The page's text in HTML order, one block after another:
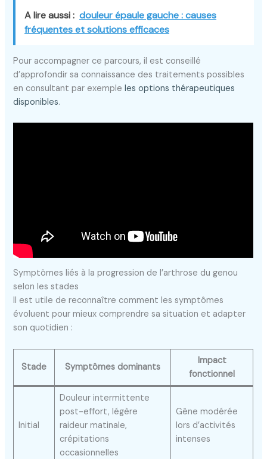
A lire aussi : douleur épaule gauche : causes
fréquentes et solutions efficaces
Pour accompagner ce parcours, il est conseillé
d’approfondir sa connaissance des traitements possibles
en consultant par exempleles options thérapeutiques
disponibles.
Symptômes liés à la progression de l’arthrose du genou
selon les stades
Il est utile de reconnaître comment les symptômes
évoluent pour mieux comprendre sa situation et adapter
son quotidien :
Stade Symptômes dominants
Impact
fonctionnel
Initial
Douleur intermittente
post-effort, légère
raideur matinale,
crépitations
occasionnelles
Gêne modérée
lors d’activités
intenses